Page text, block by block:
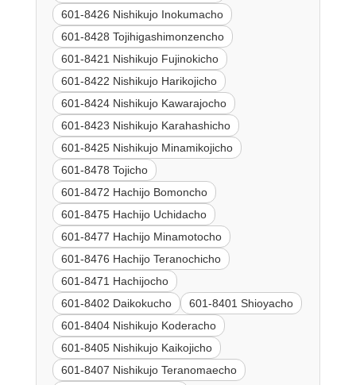
601-8426 Nishikujo Inokumacho
601-8428 Tojihigashimonzencho
601-8421 Nishikujo Fujinokicho
601-8422 Nishikujo Harikojicho
601-8424 Nishikujo Kawarajocho
601-8423 Nishikujo Karahashicho
601-8425 Nishikujo Minamikojicho
601-8478 Tojicho
601-8472 Hachijo Bomoncho
601-8475 Hachijo Uchidacho
601-8477 Hachijo Minamotocho
601-8476 Hachijo Teranochicho
601-8471 Hachijocho
601-8402 Daikokucho
601-8401 Shioyacho
601-8404 Nishikujo Koderacho
601-8405 Nishikujo Kaikojicho
601-8407 Nishikujo Teranomaecho